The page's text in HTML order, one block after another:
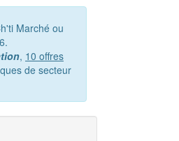
Marché ou
, 10 offres
de secteur